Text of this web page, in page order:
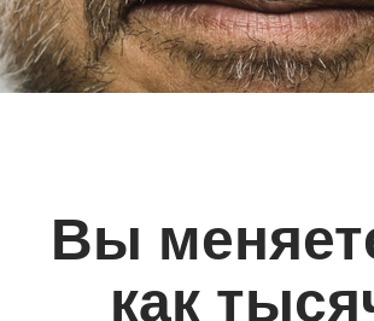
Вы
как